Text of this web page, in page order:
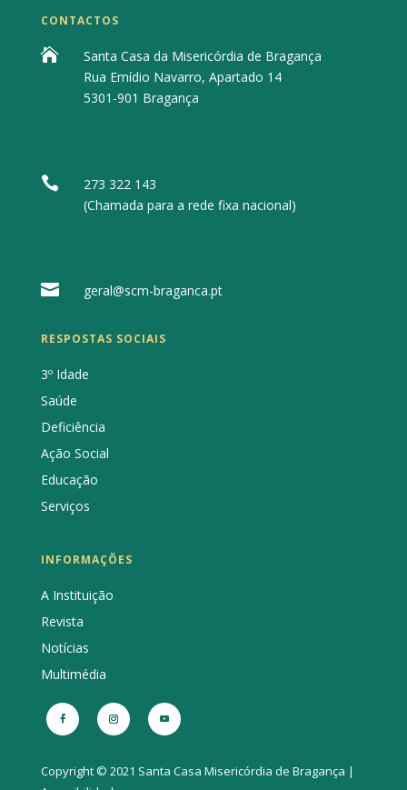
CONTACTOS

Santa Casa da Misericórdia de Bragança
Rua Emídio Navarro, Apartado 14
5301-901 Bragança

273 322 143
(Chamada para a rede fixa nacional)
 geral@scm-braganca.pt
RESPOSTAS SOCIAIS
3º Idade
Saúde
Deficiência
Ação Social
Educação
Serviços
INFORMAÇÕES
A Instituição
Revista
Notícias
Multimédia
Copyright © 2021 Santa Casa Misericórdia de Bragança |